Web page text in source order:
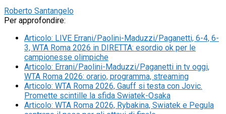
Roberto Santangelo
Per approfondire:
Articolo: LIVE Errani/Paolini-Maduzzi/Paganetti, 6-4, 6-
3, WTA Roma 2026 in DIRETTA: esordio ok per le
campionesse olimpiche
Articolo: Errani/Paolini-Maduzzi/Paganetti in tv oggi,
WTA Roma 2026: orario, programma, streaming
Articolo: WTA Roma 2026, Gauff si testa con Jovic.
Promette scintille la sfida Swiatek-Osaka
Articolo: WTA Roma 2026, Rybakina, Swiatek e Pegula